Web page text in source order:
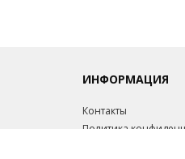
ИНФОРМАЦИЯ
Контакты
Политика